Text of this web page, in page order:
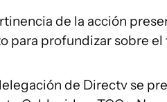
de la acción
para profundizar sobre el
de Directv se